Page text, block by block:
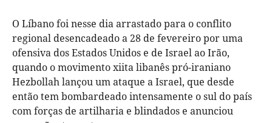
O Líbano foi nesse dia arrastado para o conflito
regional desencadeado a 28 de fevereiro por uma
ofensiva dos Estados Unidos e de Israel ao Irão,
quando o movimento xiita libanês pró-iraniano
Hezbollah lançou um ataque a Israel, que desde
então tem bombardeado intensamente o sul do país
com forças de artilharia e blindados e anunciou